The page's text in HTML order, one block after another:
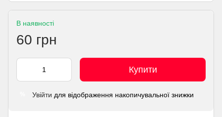
В наявності
60 грн
Купити
Увійти для відображення накопичувальної знижки